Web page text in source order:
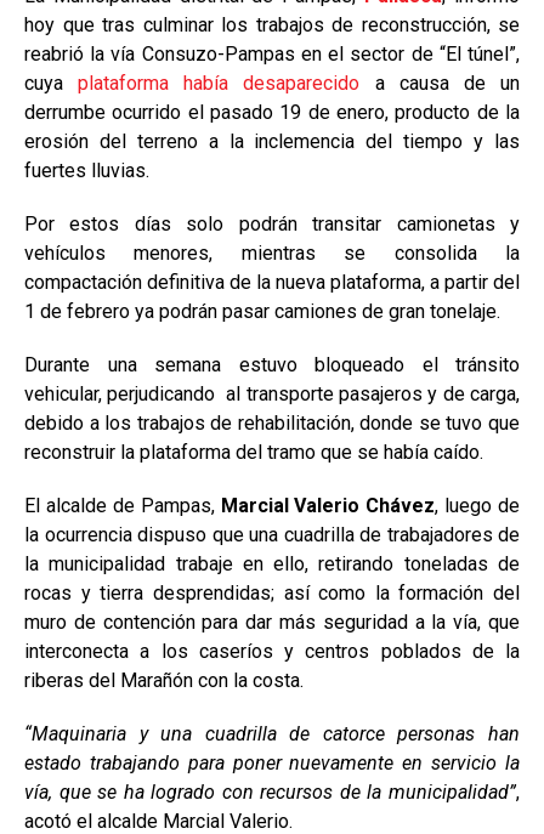
hoy que tras culminar los trabajos de reconstrucción, se
reabrió la vía Consuzo-Pampas en el sector de “El túnel”,
cuyaplataforma había desaparecido a causa de un
derrumbe ocurrido el pasado 19 de enero, producto de la
erosión del terreno a la inclemencia del tiempo y las
fuertes lluvias.
Por estos días solo podrán transitar camionetas y
vehículos menores, mientras se consolida la
compactación definitiva de la nueva plataforma, a partir del
1 de febrero ya podrán pasar camiones de gran tonelaje.
Durante una semana estuvo bloqueado el tránsito
vehicular, perjudicando al transporte pasajeros y de carga,
debido a los trabajos de rehabilitación, donde se tuvo que
reconstruir la plataforma del tramo que se había caído.
El alcalde de Pampas, Marcial Valerio Chávez, luego de
la ocurrencia dispuso que una cuadrilla de trabajadores de
la municipalidad trabaje en ello, retirando toneladas de
rocas y tierra desprendidas; así como la formación del
muro de contención para dar más seguridad a la vía, que
interconecta a los caseríos y centros poblados de la
riberas del Marañón con la costa.
“Maquinaria y una cuadrilla de catorce personas han
estado trabajando para poner nuevamente en servicio la
vía, que se ha logrado con recursos de la municipalidad”,
acotó el alcalde Marcial Valerio.